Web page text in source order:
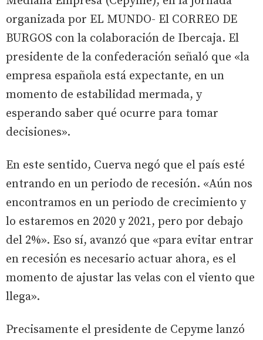
organizada por EL MUNDO- El CORREO DE
BURGOS con la colaboración de Ibercaja. El
presidente de la confederación señaló que «la
empresa española está expectante, en un
momento de estabilidad mermada, y
esperando saber qué ocurre para tomar
decisiones».
En este sentido, Cuerva negó que el país esté
entrando en un periodo de recesión. «Aún nos
encontramos en un periodo de crecimiento y
lo estaremos en 2020 y 2021, pero por debajo
del 2%». Eso sí, avanzó que «para evitar entrar
en recesión es necesario actuar ahora, es el
momento de ajustar las velas con el viento que
llega».
Precisamente el presidente de Cepyme lanzó